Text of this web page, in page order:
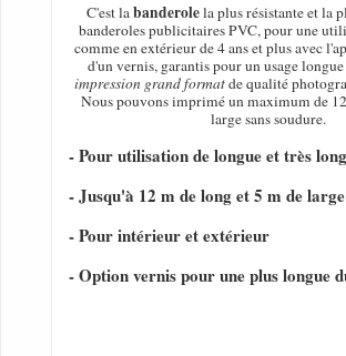
C'est labanderolela plus résistante et la
banderoles publicitaires PVC, pour une
comme en extérieur de 4 ans et plus avec
d'un vernis, garantis pour un usage
impression grand formatde qualité
Nous pouvons imprimé un maximum de
large sans soudure.
- Pour utilisation de longue et très
- Jusqu'à 12 m de long et 5 m de
- Pour intérieur et extérieur
- Option vernis pour une plus longue